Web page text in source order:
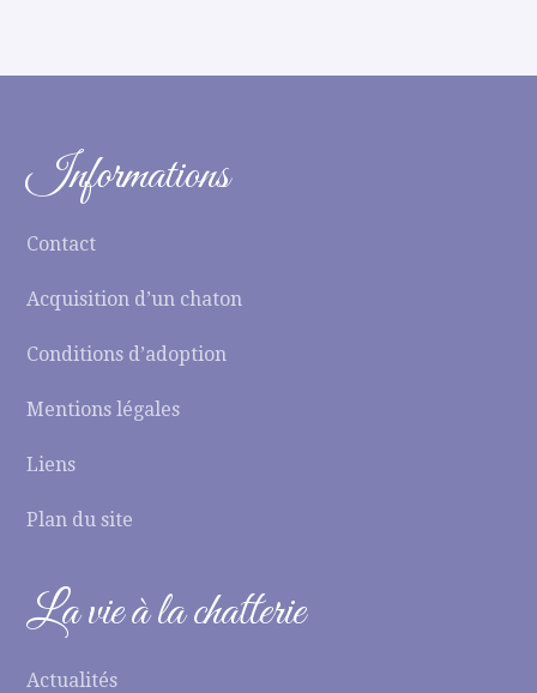
Informations
Contact
Acquisition d’un chaton
Conditions d’adoption
Mentions légales
Liens
Plan du site
La vie à la chatterie
Actualités